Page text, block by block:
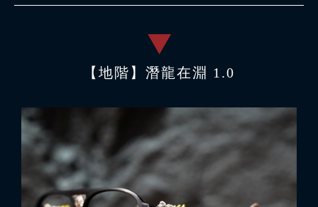
【地階】潛龍在淵 1.0